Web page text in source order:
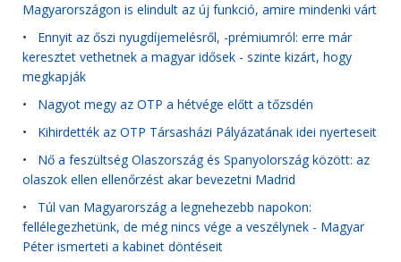
Magyarországon is elindult az új funkció, amire mindenki várt
• Ennyit az őszi nyugdíjemelésről, -prémiumról: erre már
keresztet vethetnek a magyar idősek - szinte kizárt, hogy
megkapják
• Nagyot megy az OTP a hétvége előtt a tőzsdén
• Kihirdették az OTP Társasházi Pályázatának idei nyerteseit
• Nő a feszültség Olaszország és Spanyolország között: az
olaszok ellen ellenőrzést akar bevezetni Madrid
• Túl van Magyarország a legnehezebb napokon:
fellélegezhetünk, de még nincs vége a veszélynek - Magyar
Péter ismerteti a kabinet döntéseit